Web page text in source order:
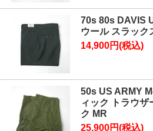
70s 80s DAVIS
ウール スラック
14,900円(税込)
50s US ARMY
ィック トラウザ
ク MR
25,900円(税込)